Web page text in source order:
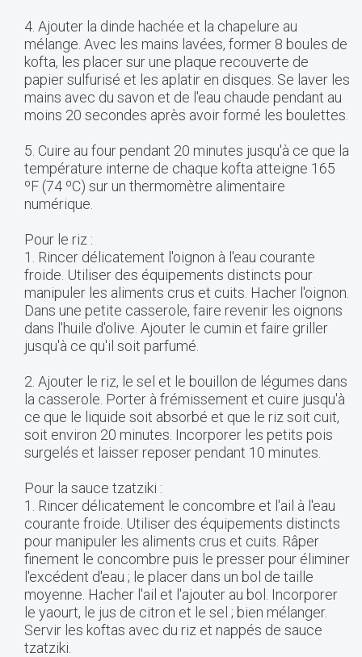
4. Ajouter la dinde hachée et la chapelure au
mélange. Avec les mains lavées, former 8 boules de
kofta, les placer sur une plaque recouverte de
papier sulfurisé et les aplatir en disques. Se laver les
mains avec du savon et de l'eau chaude pendant au
moins 20 secondes après avoir formé les boulettes.
5. Cuire au four pendant 20 minutes jusqu'à ce que la
température interne de chaque kofta atteigne 165
ºF (74 ºC) sur un thermomètre alimentaire
numérique.
Pour le riz :
1. Rincer délicatement l'oignon à l'eau courante
froide. Utiliser des équipements distincts pour
manipuler les aliments crus et cuits. Hacher l'oignon.
Dans une petite casserole, faire revenir les oignons
dans l'huile d'olive. Ajouter le cumin et faire griller
jusqu'à ce qu'il soit parfumé.
2. Ajouter le riz, le sel et le bouillon de légumes dans
la casserole. Porter à frémissement et cuire jusqu'à
ce que le liquide soit absorbé et que le riz soit cuit,
soit environ 20 minutes. Incorporer les petits pois
surgelés et laisser reposer pendant 10 minutes.
Pour la sauce tzatziki :
1. Rincer délicatement le concombre et l'ail à l'eau
courante froide. Utiliser des équipements distincts
pour manipuler les aliments crus et cuits. Râper
finement le concombre puis le presser pour éliminer
l'excédent d'eau ; le placer dans un bol de taille
moyenne. Hacher l'ail et l'ajouter au bol. Incorporer
le yaourt, le jus de citron et le sel ; bien mélanger.
Servir les koftas avec du riz et nappés de sauce
tzatziki.